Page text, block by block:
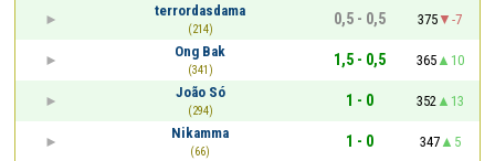
terrordasdama
(214)
0,5 - 0,5 375
-7
Ong Bak
(341)
1,5 - 0,5 365
10
João Só
(294)
1 - 0 352
13
Nikamma
(66)
1 - 0 347
5